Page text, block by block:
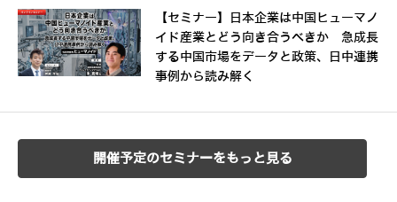
【セミナー】日本企業は中国ヒューマノ
イド産業とどう向き合うべきか 急成長
する中国市場をデータと政策、日中連携
事例から読み解く
開催予定のセミナーをもっと見る